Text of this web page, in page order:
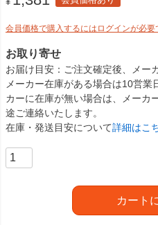
会員価格で購入するにはログインが必要
お取り寄せ
お届け目安
ご注文確定後、メー
メーカー在庫がある場合は10営
カーに在庫が無い場合は、メーカ
途ご連絡いたします。
在庫・発送目安について詳細はこ
カート